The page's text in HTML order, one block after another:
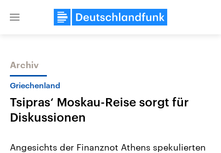
Close
Themen
Archiv
Griechenland
Tsipras‘ Moskau-Reise sorgt für
Diskussionen
Angesichts der Finanznot Athens spekulierten